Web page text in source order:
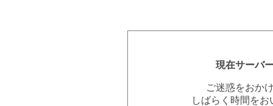
現在サーバ
ご迷惑をおか
しばらく時間を